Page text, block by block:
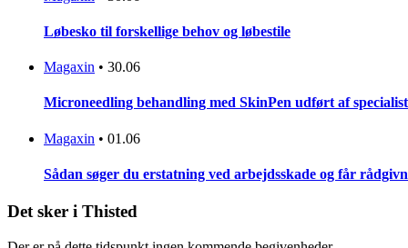
Løbesko til forskellige behov og løbestile
Magaxin • 30.06
Microneedling behandling med SkinPen udført af
Magaxin • 01.06
Sådan søger du erstatning ved arbejdsskade og får
Det sker i Thisted